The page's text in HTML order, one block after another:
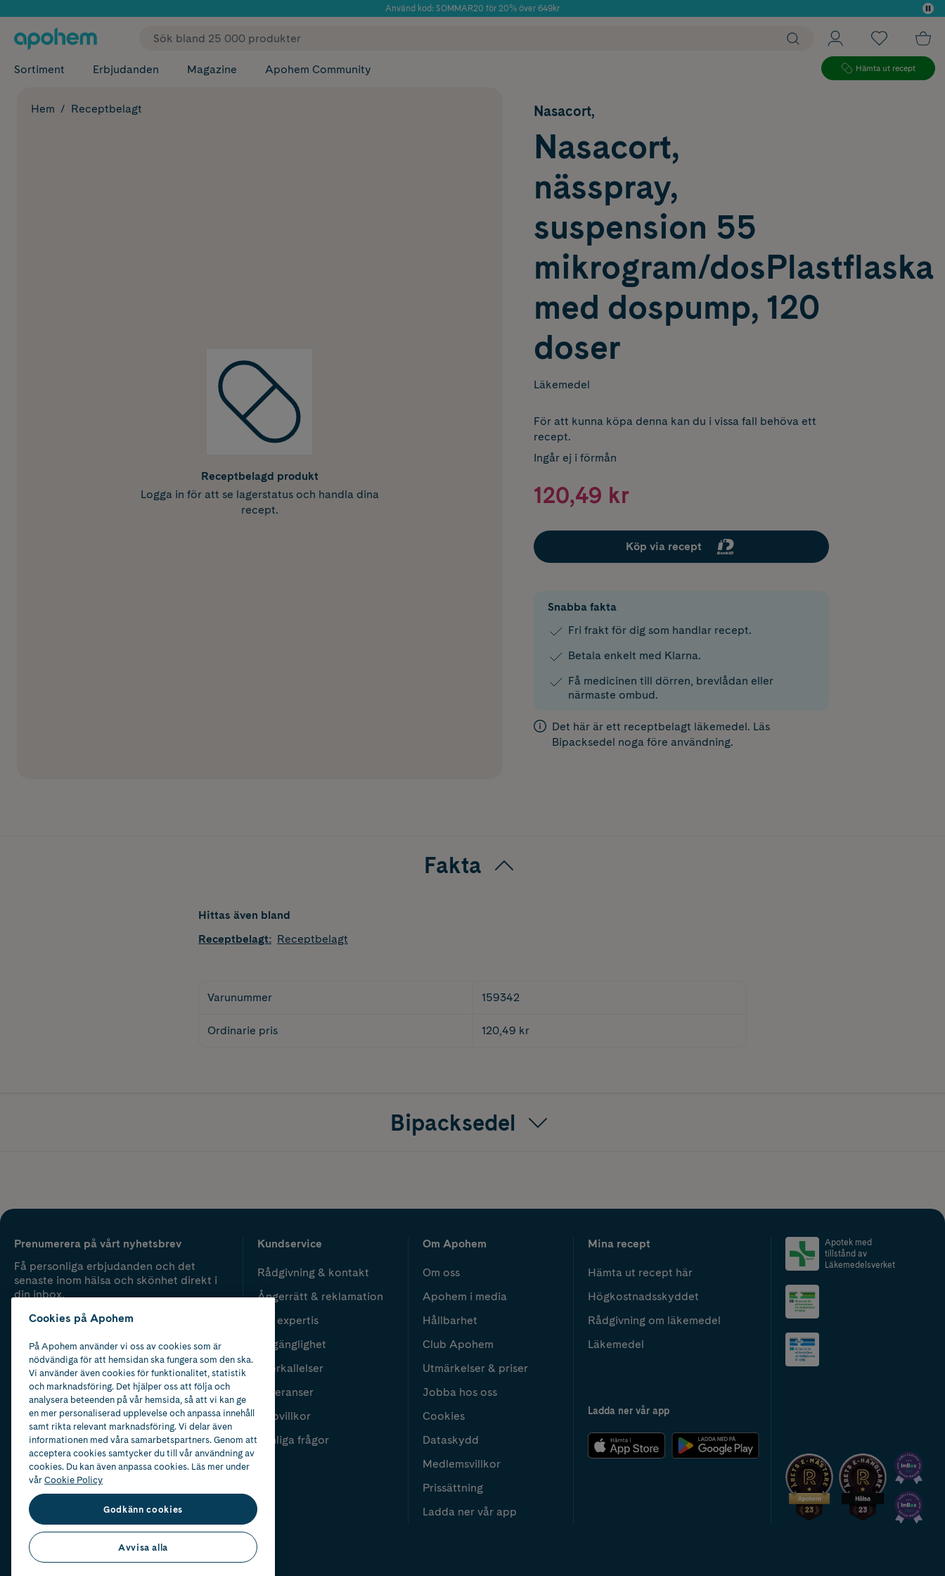
Använd kod: SOMMAR20 för 20% över 649kr
✓ Fri frakt
Sortiment Erbjudanden Magazine Apohem Community Hämta ut recept
Hem Receptbelagt
Receptbelagd produkt
Logga in för att se lagerstatus och handla dina
recept.
Nasacort,
Nasacort,
nässpray,
suspension 55
mikrogram/dosPlastflaska
med dospump, 120
doser
Läkemedel
För att kunna köpa denna kan du i vissa fall behöva ett
recept.
Ingår ej i förmån
120,49 kr
Köp via recept
Snabba fakta
Fri frakt för dig som handlar recept.
Betala enkelt med Klarna.
Få medicinen till dörren, brevlådan eller
närmaste ombud.
Det här är ett receptbelagt läkemedel. Läs
Bipacksedel noga före användning.
Fakta
Hittas även bland
Receptbelagt: Receptbelagt
Varunummer 159342
Ordinarie pris 120,49 kr
Bipacksedel
Prenumerera på vårt nyhetsbrev
Få personliga erbjudanden och det
senaste inom hälsa och skönhet direkt i
din inbox.
Kundservice
Rådgivning & kontakt
Ångerrätt & reklamation
Vår expertis
Tillgänglighet
Återkallelser
Leveranser
Köpvillkor
Vanliga frågor
Om Apohem
Om oss
Apohem i media
Hållbarhet
Club Apohem
Utmärkelser & priser
Jobba hos oss
Cookies
Dataskydd
Medlemsvillkor
Prissättning
Ladda ner vår app
Mina recept
Hämta ut recept här
Högkostnadsskyddet
Rådgivning om läkemedel
Läkemedel
Ladda ner vår app
Apotek med
tillstånd av
Läkemedelsverket
2024
Cookies på Apohem
På Apohem använder vi oss av cookies som är
nödvändiga för att hemsidan ska fungera som den ska.
Vi använder även cookies för funktionalitet, statistik
och marknadsföring. Det hjälper oss att följa och
analysera beteenden på vår hemsida, så att vi kan ge
en mer personaliserad upplevelse och anpassa innehåll
samt rikta relevant marknadsföring. Vi delar även
informationen med våra samarbetspartners. Genom att
acceptera cookies samtycker du till vår användning av
cookies. Du kan även anpassa cookies. Läs mer under
vårCookie Policy
Godkänn cookies
Avvisa alla